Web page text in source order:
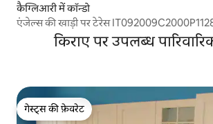
कैग्लिआरी में कॉन्डो
एंजेल्स की खाड़ी पर टेरेस
किराए पर उपलब्ध
गेस्ट्स की फ़ेवरेट
गेस्ट्स की फ़ेवरेट